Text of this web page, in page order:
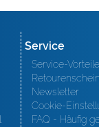
Service
Service-Vorteile
Retourenschein
Newsletter
Cookie-
FAQ - Häufig